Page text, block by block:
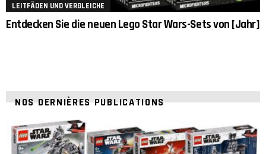
LEITFÄDEN UND VERGLEICHE
Entdecken Sie die neuen Lego Star Wars-Sets von [Jahr]
NOS DERNIÈRES PUBLICATIONS